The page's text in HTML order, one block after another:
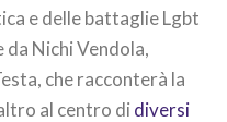
e delle battaglie Lgbt
da Nichi Vendola,
che racconterà la
al centro di diversi